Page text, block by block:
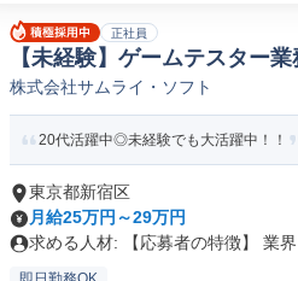
正社員
【未経験】ゲームテスター
株式会社サムライ・ソフト
20代活躍中◎未経験でも大活躍中！！
東京都新宿区
月給25万円～29万円
求める人材: 【応募者の特徴】 業